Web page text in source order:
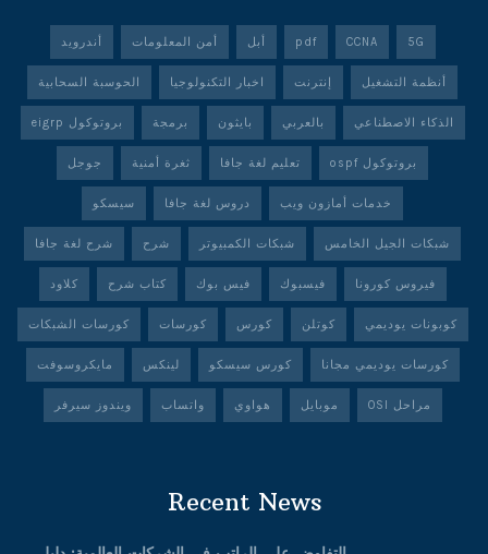
5G
CCNA
pdf أبل أمن المعلومات أندرويد
أنظمة التشغيل إنترنت اخبار التكنولوجيا الحوسبة السحابية
الذكاء الاصطناعي بالعربي بايثون برمجة بروتوكول eigrp
بروتوكول ospf تعليم لغة جافا ثغرة أمنية جوجل
خدمات أمازون ويب دروس لغة جافا سيسكو
شبكات الجيل الخامس شبكات الكمبيوتر شرح شرح لغة جافا
فيروس كورونا فيسبوك فيس بوك كتاب شرح كلاود
كوبونات يوديمي كوتلن كورس كورسات كورسات الشبكات
كورسات يوديمي مجانا كورس سيسكو لينكس مايكروسوفت
مراحل OSI موبايل هواوي واتساب ويندوز سيرفر
Recent News